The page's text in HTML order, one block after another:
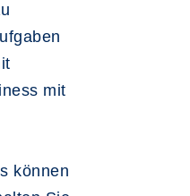
mit
können